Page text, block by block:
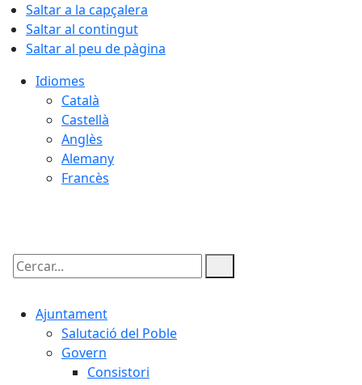
Saltar a la capçalera
Saltar al contingut
Saltar al peu de pàgina
Idiomes
Català
Castellà
Anglès
Alemany
Francès
Cercar:
Ajuntament
Salutació del Poble
Govern
Consistori